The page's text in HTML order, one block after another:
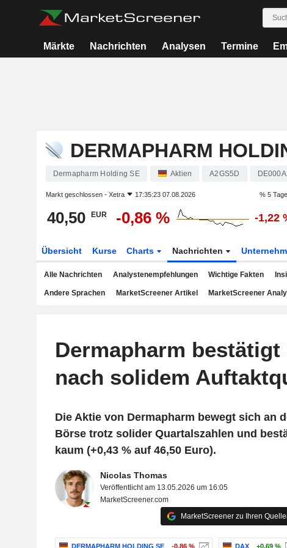
Märkte Nachrichten Analysen Termine
DERMAPHARM
Dermapharm Holding SE Aktien A2GS5D
Markt geschlossen - Xetra 17:35:23 07.08.2026 % 5 Tage
40,50 EUR -0,86 % -1,22
Übersicht Kurse Charts Nachrichten
Alle Nachrichten Analystenempfehlungen Wichtige Fakten
Andere Sprachen MarketScreener Artikel MarketScreener
Dermapharm bestätigt
nach solidem
Die Aktie von Dermapharm bewegt sich an
Börse trotz solider Quartalszahlen und
kaum (+0,43 % auf 46,50 Euro).
Nicolas Thomas
Veröffentlicht am 13.05.2026 um 16:05
MarketScreener.com
MarketScreener zu Ihren
DERMAPHARM HOLDING SE -0,86 % DAX +0,69 %